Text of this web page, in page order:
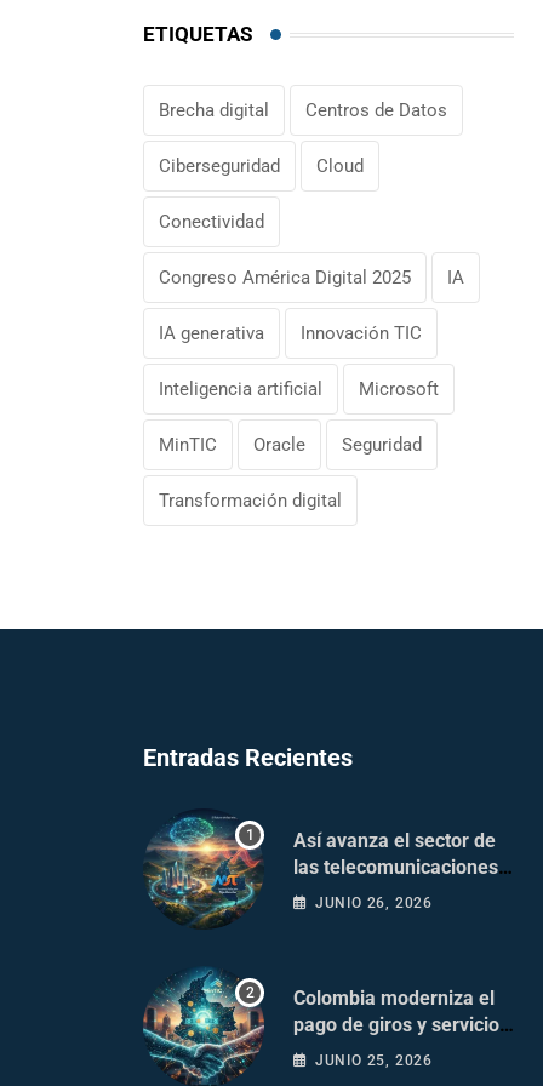
ETIQUETAS
Brecha digital Centros de Datos
Ciberseguridad Cloud
Conectividad
Congreso América Digital 2025 IA
IA generativa Innovación TIC
Inteligencia artificial Microsoft
MinTIC Oracle Seguridad
Transformación digital
Entradas Recientes
Así avanza el sector de
las telecomunicaciones
en Colombia
JUNIO 26, 2026
Colombia moderniza el
pago de giros y servicios
postales
JUNIO 25, 2026